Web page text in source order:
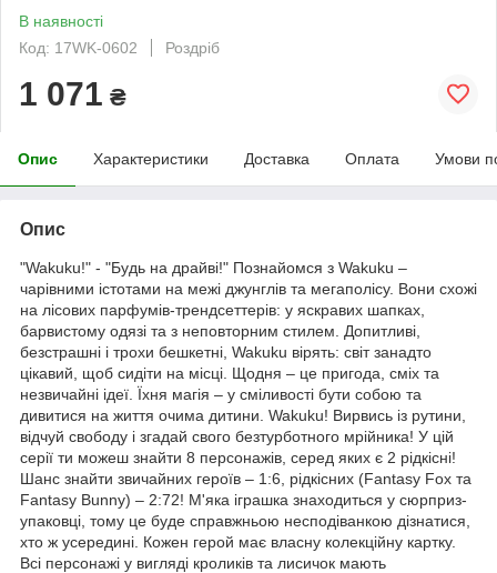
В наявності
Код: 17WK-0602
Роздріб
1 071 ₴
Опис Характеристики Доставка Оплата Умови
Опис
"Wakuku!" - "Будь на драйві!" Познайомся з Wakuku –
чарівними істотами на межі джунглів та мегаполісу. Вони схожі
на лісових парфумів-трендсеттерів: у яскравих шапках,
барвистому одязі та з неповторним стилем. Допитливі,
безстрашні і трохи бешкетні, Wakuku вірять: світ занадто
цікавий, щоб сидіти на місці. Щодня – це пригода, сміх та
незвичайні ідеї. Їхня магія – у сміливості бути собою та
дивитися на життя очима дитини. Wakuku! Вирвись із рутини,
відчуй свободу і згадай свого безтурботного мрійника! У цій
серії ти можеш знайти 8 персонажів, серед яких є 2 рідкісні!
Шанс знайти звичайних героїв – 1:6, рідкісних (Fantasy Fox та
Fantasy Bunny) – 2:72! М'яка іграшка знаходиться у сюрприз-
упаковці, тому це буде справжньою несподіванкою дізнатися,
хто ж усередині. Кожен герой має власну колекційну картку.
Всі персонажі у вигляді кроликів та лисичок мають